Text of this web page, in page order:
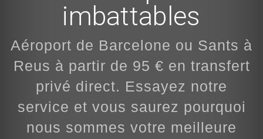
imbattables
Aéroport de Barcelone ou Sants à
Reus à partir de 95 € en transfert
privé direct. Essayez notre
service et vous saurez pourquoi
nous sommes votre meilleure